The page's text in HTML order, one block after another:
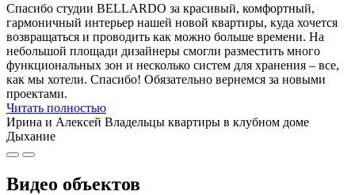
Спасибо студии BELLARDO за красивый, комфортный,
гармоничный интерьер нашей новой квартиры, куда хочется
возвращаться и проводить как можно больше времени. На
небольшой площади дизайнеры смогли разместить много
функциональных зон и несколько систем для хранения – все,
как мы хотели. Спасибо! Обязательно вернемся за новыми
проектами.
Читать полностью
Ирина и Алексей Владельцы квартиры в клубном доме
Дыхание
Видео объектов